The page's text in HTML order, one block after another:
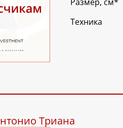
Размер, см*
Техника
Триана